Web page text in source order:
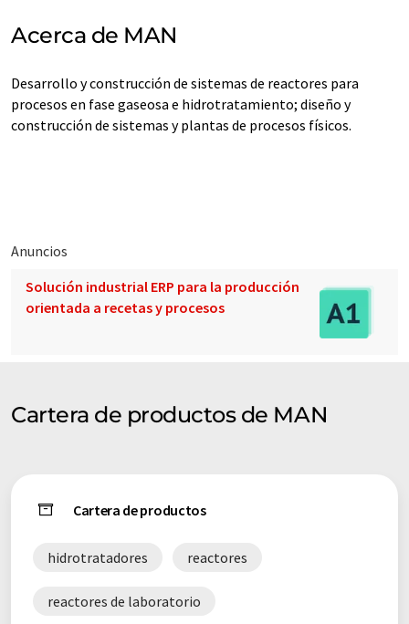
Acerca de MAN
Desarrollo y construcción de sistemas de reactores para
procesos en fase gaseosa e hidrotratamiento; diseño y
construcción de sistemas y plantas de procesos físicos.
Anuncios
Solución industrial ERP para la producción
orientada a recetas y procesos
Cartera de productos de MAN
Cartera de productos
hidrotratadores reactores
reactores de laboratorio